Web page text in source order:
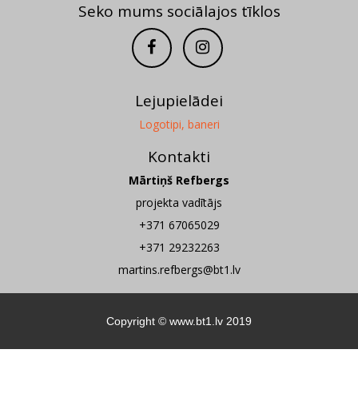
Seko mums sociālajos tīklos
Lejupielādei
Logotipi, baneri
Kontakti
Mārtiņš Refbergs
projekta vadītājs
+371 67065029
+371 29232263
martins.refbergs@bt1.lv
Copyright © www.bt1.lv 2019